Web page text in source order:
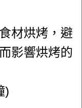
材烘烤，避
影響烘烤的
)